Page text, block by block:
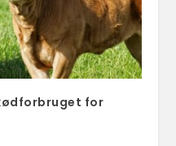
for